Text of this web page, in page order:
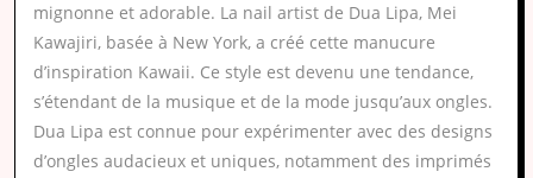
mignonne et adorable. La nail artist de Dua Lipa, Mei
Kawajiri, basée à New York, a créé cette manucure
d’inspiration Kawaii. Ce style est devenu une tendance,
s’étendant de la musique et de la mode jusqu’aux ongles.
Dua Lipa est connue pour expérimenter avec des designs
d’ongles audacieux et uniques, notamment des imprimés